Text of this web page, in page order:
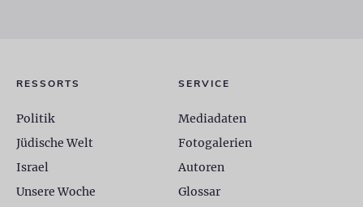
RESSORTS
Politik
Jüdische Welt
Israel
Unsere Woche
SERVICE
Mediadaten
Fotogalerien
Autoren
Glossar